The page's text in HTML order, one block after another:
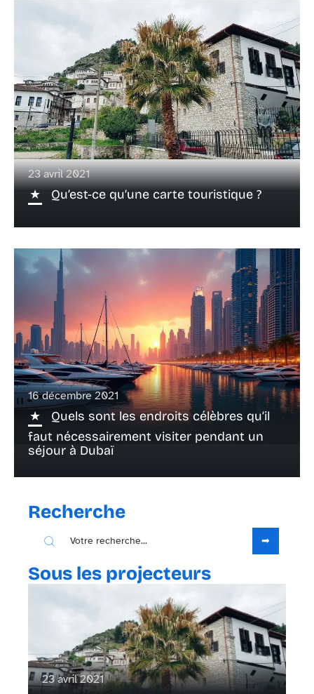
23 avril 2021
Qu’est-ce qu’une carte touristique ?
16 décembre 2021
Quels sont les endroits célèbres qu’il
faut nécessairement visiter pendant un
séjour à Dubaï
Recherche
Sous les projecteurs
23 avril 2021